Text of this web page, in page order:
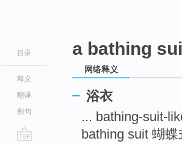
目录
释义
翻译
例句
a bathing
网络释义
浴衣
... bathing-suit-
bathing suit 蝴